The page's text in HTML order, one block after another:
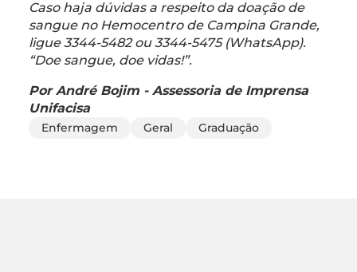
Caso haja dúvidas a respeito da doação de
sangue no Hemocentro de Campina Grande,
ligue 3344-5482 ou 3344-5475 (WhatsApp).
“Doe sangue, doe vidas!”.
Por André Bojim - Assessoria de Imprensa
Unifacisa
Enfermagem Geral Graduação